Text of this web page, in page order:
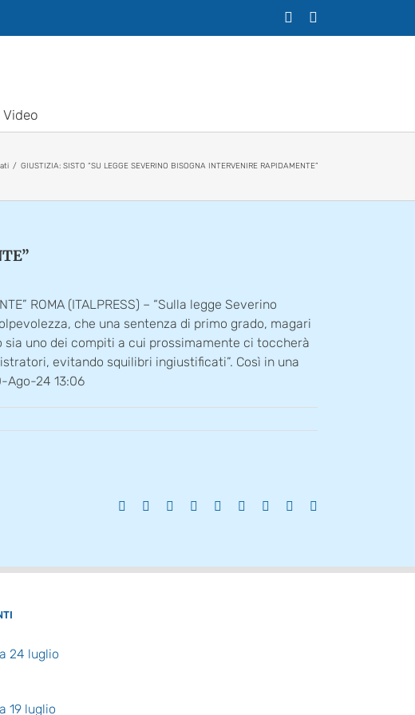
Video
GIUSTIZIA: SISTO “SU LEGGE SEVERINO BISOGNA INTERVENIRE RAPIDAMENTE”
ROMA (ITALPRESS) – “Sulla legge Severino
che una sentenza di primo grado, magari
uno dei compiti a cui prossimamente ci toccherà
evitando squilibri ingiustificati”. Così in una
Ago-24 13:06
Facebook Reddit LinkedInWhatsApp
TumblrPinterest
24 luglio
19 luglio